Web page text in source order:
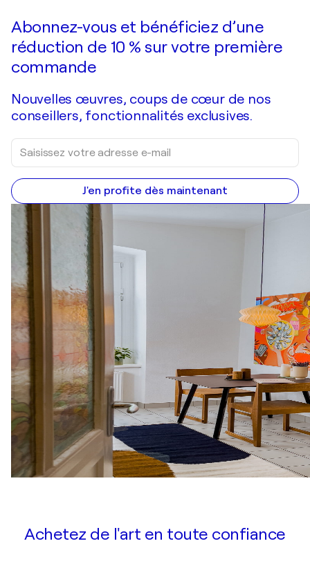
Je passe commande
Abonnez-vous et bénéficiez d’une
réduction de 10 % sur votre première
commande
Nouvelles œuvres, coups de cœur de nos
conseillers, fonctionnalités exclusives.
J'en profite dès maintenant
Achetez de l'art en toute confiance